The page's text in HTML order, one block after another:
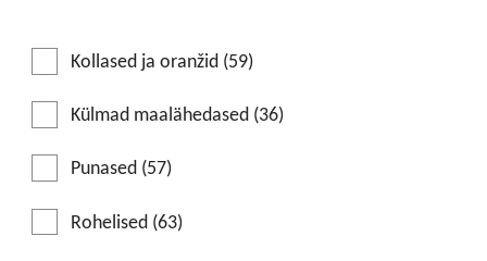
Kollased ja oranžid (59)
Külmad maalähedased (36)
Punased (57)
Rohelised (63)